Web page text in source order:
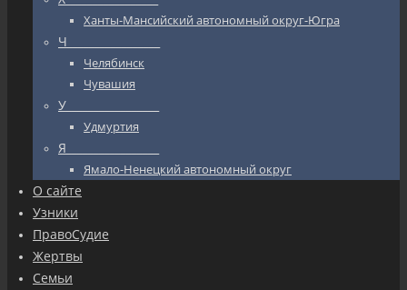
Ханты-Мансийский автономный округ-Югра
Ч_________________
Челябинск
Чувашия
У_________________
Удмуртия
Я_________________
Ямало-Ненецкий автономный округ
О сайте
Узники
ПравоСудие
Жертвы
Семьи